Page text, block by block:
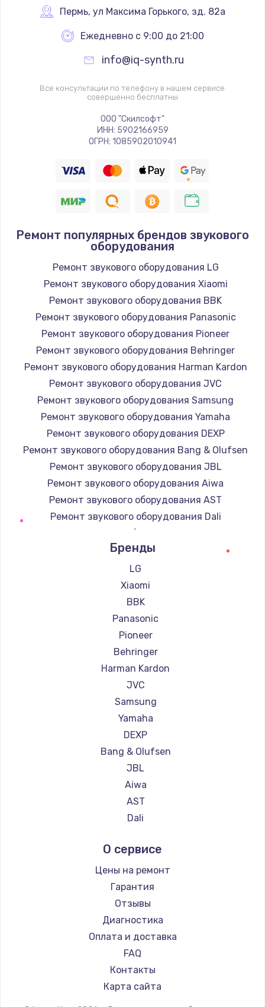
Пермь, ул Максима Горького, зд. 82а
Ежедневно с 9:00 до 21:00
info@iq-synth.ru
Все консультации по телефону в нашем сервисе
совершенно бесплатны
ООО "Скилсофт"
ИНН: 5902166959
ОГРН: 1085902010941
Ремонт популярных брендов звукового
оборудования
Ремонт звукового оборудования LG
Ремонт звукового оборудования Xiaomi
Ремонт звукового оборудования BBK
Ремонт звукового оборудования Panasonic
Ремонт звукового оборудования Pioneer
Ремонт звукового оборудования Behringer
Ремонт звукового оборудования Harman Kardon
Ремонт звукового оборудования JVC
Ремонт звукового оборудования Samsung
Ремонт звукового оборудования Yamaha
Ремонт звукового оборудования DEXP
Ремонт звукового оборудования Bang & Olufsen
Ремонт звукового оборудования JBL
Ремонт звукового оборудования Aiwa
Ремонт звукового оборудования AST
Ремонт звукового оборудования Dali
Ремонт звукового оборудования Marshall
Ремонт звукового оборудования Supra
Бренды
LG
Xiaomi
BBK
Panasonic
Pioneer
Behringer
Harman Kardon
JVC
Samsung
Yamaha
DEXP
Bang & Olufsen
JBL
Aiwa
AST
Dali
Supra
О сервисе
Цены на ремонт
Гарантия
Отзывы
Диагностика
Оплата и доставка
FAQ
Контакты
Карта сайта